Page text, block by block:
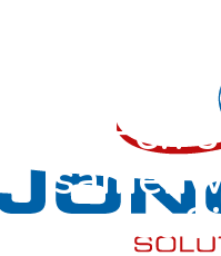
– Een
met